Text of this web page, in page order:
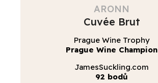
ARONN
Cuvée Brut
Prague Wine Trophy
Prague Wine Champion
JamesSuckling.com
92 bodů